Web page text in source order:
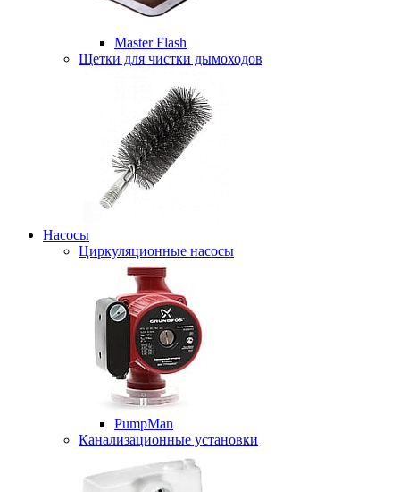
Master Flash
Щетки для чистки дымоходов
Насосы
Циркуляционные насосы
PumpMan
Канализационные установки